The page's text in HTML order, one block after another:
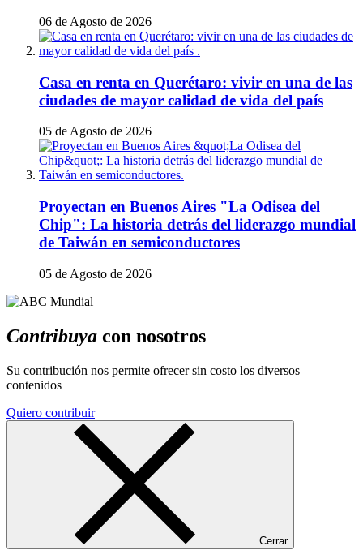
06 de Agosto de 2026
Casa en renta en Querétaro: vivir en una de las
ciudades de mayor calidad de vida del país
05 de Agosto de 2026
Proyectan en Buenos Aires "La Odisea del
Chip": La historia detrás del liderazgo mundial
de Taiwán en semiconductores
05 de Agosto de 2026
Contribuya con nosotros
Su contribución nos permite ofrecer sin costo los diversos
contenidos
Quiero contribuir
Cerrar